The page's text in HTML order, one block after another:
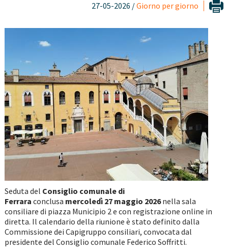
27-05-2026 /Giorno per giorno
Seduta del Consiglio comunale di
Ferrara conclusa mercoledì 27 maggio 2026nella sala
consiliare di piazza Municipio 2 e con registrazione online in
diretta. Il calendario della riunione è stato definito dalla
Commissione dei Capigruppo consiliari, convocata dal
presidente del Consiglio comunale Federico Soffritti.